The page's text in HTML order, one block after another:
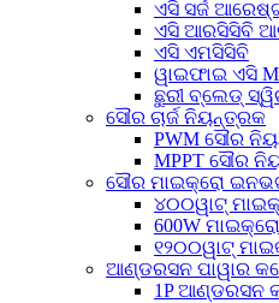
ଏସି ସର୍ଜ
ଏସି ଆରସିସିବି
ଏସି ଏମସିସିବି
ୱାଇଫାଇ ଏସି
ଛୁରୀ ବ୍ଲେଡ୍
ସୌର ଚାର୍ଜ ନିୟନ୍ତ୍ରକ
PWM ସୌର
MPPT ସୌର
ସୌର ମାଇକ୍ରୋ
୪୦୦ୱାଟ୍
600W
୧୨୦୦ୱାଟ୍
ଆଣ୍ଡରସନ ପାୱାର
1P ଆଣ୍ଡରସନ